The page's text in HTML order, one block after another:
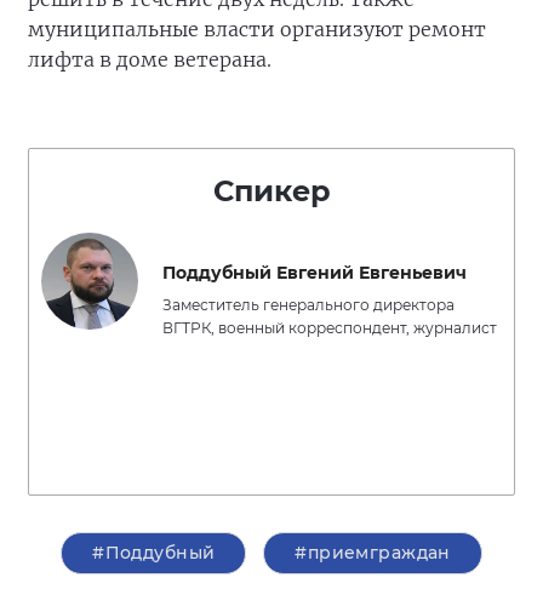
муниципальные власти организуют ремонт
лифта в доме ветерана.
Спикер
Поддубный Евгений Евгеньевич
Заместитель генерального директора
ВГТРК, военный корреспондент, журналист
#Поддубный #приемграждан